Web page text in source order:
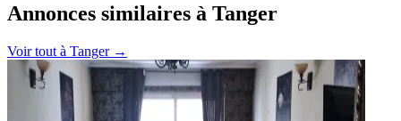
Annonces similaires à Tanger
Voir tout à Tanger→